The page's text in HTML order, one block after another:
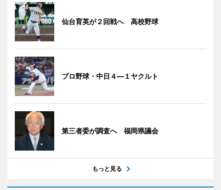
仙台育英が２回戦へ 高校野球
プロ野球・中日４―１ヤクルト
第三者委が調査へ 福岡県議会
もっと見る